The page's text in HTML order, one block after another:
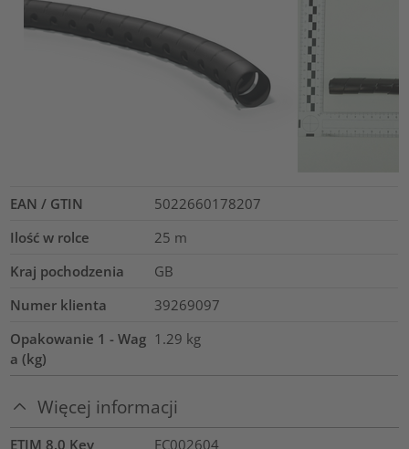
EAN / GTIN
5022660178207
Ilość w rolce
25 m
Kraj pochodzenia
GB
Numer klienta
39269097
Opakowanie 1 - Wag
a (kg)
1.29 kg
Więcej informacji
ETIM 8.0 Key
EC002604